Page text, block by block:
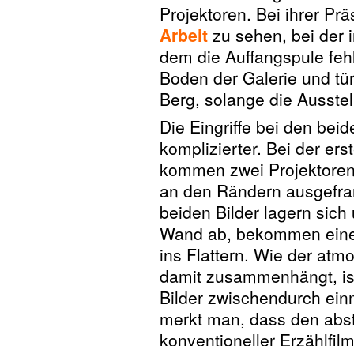
Projektoren. Bei ihrer
Arbeit zu sehen, bei der
dem die Auffangspule
Boden der Galerie und
Berg, solange die
Die Eingriffe bei den
komplizierter. Bei der
kommen zwei
an den Rändern
beiden Bilder lagern
Wand ab, bekommen
ins Flattern. Wie der
damit zusammenhängt,
Bilder zwischendurch
merkt man, dass den
konventioneller